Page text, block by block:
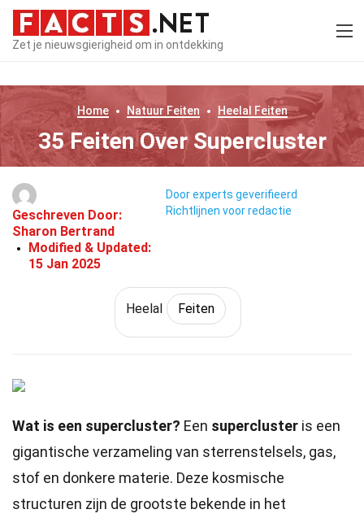
Zet je nieuwsgierigheid om in ontdekking
Home Natuur Feiten Heelal Feiten
35 Feiten Over Supercluster
Geschreven Door:
Sharon Bertrand
Modified & Updated:
15 Jan 2025
Door experts geverifieerd
Richtlijnen voor redactie
Heelal Feiten
Wat is een supercluster? Een supercluster is een
gigantische verzameling van sterrenstelsels, gas,
stof en donkere materie. Deze kosmische
structuren zijn de grootste bekende in het